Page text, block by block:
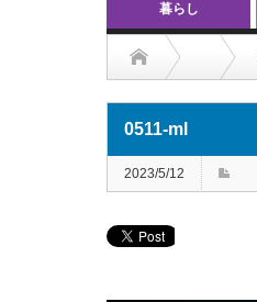
暮らし
0511-ml
2023/5/12